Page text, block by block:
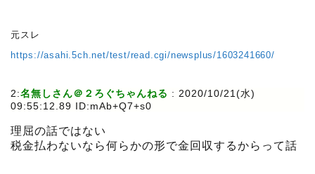
元スレ
https://asahi.5ch.net/test/read.cgi/newsplus/1603241660/
2:名無しさん＠２ろぐちゃんねる : 2020/10/21(水)
09:55:12.89 ID:mAb+Q7+s0
理屈の話ではない
税金払わないなら何らかの形で金回収するからって話